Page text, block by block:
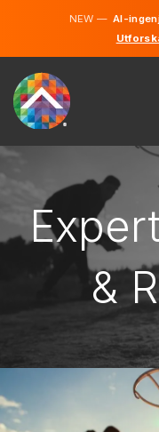
NEW —AI-
OM OSS
HUR FUNGERAR DET?
KARRIÄRER
&